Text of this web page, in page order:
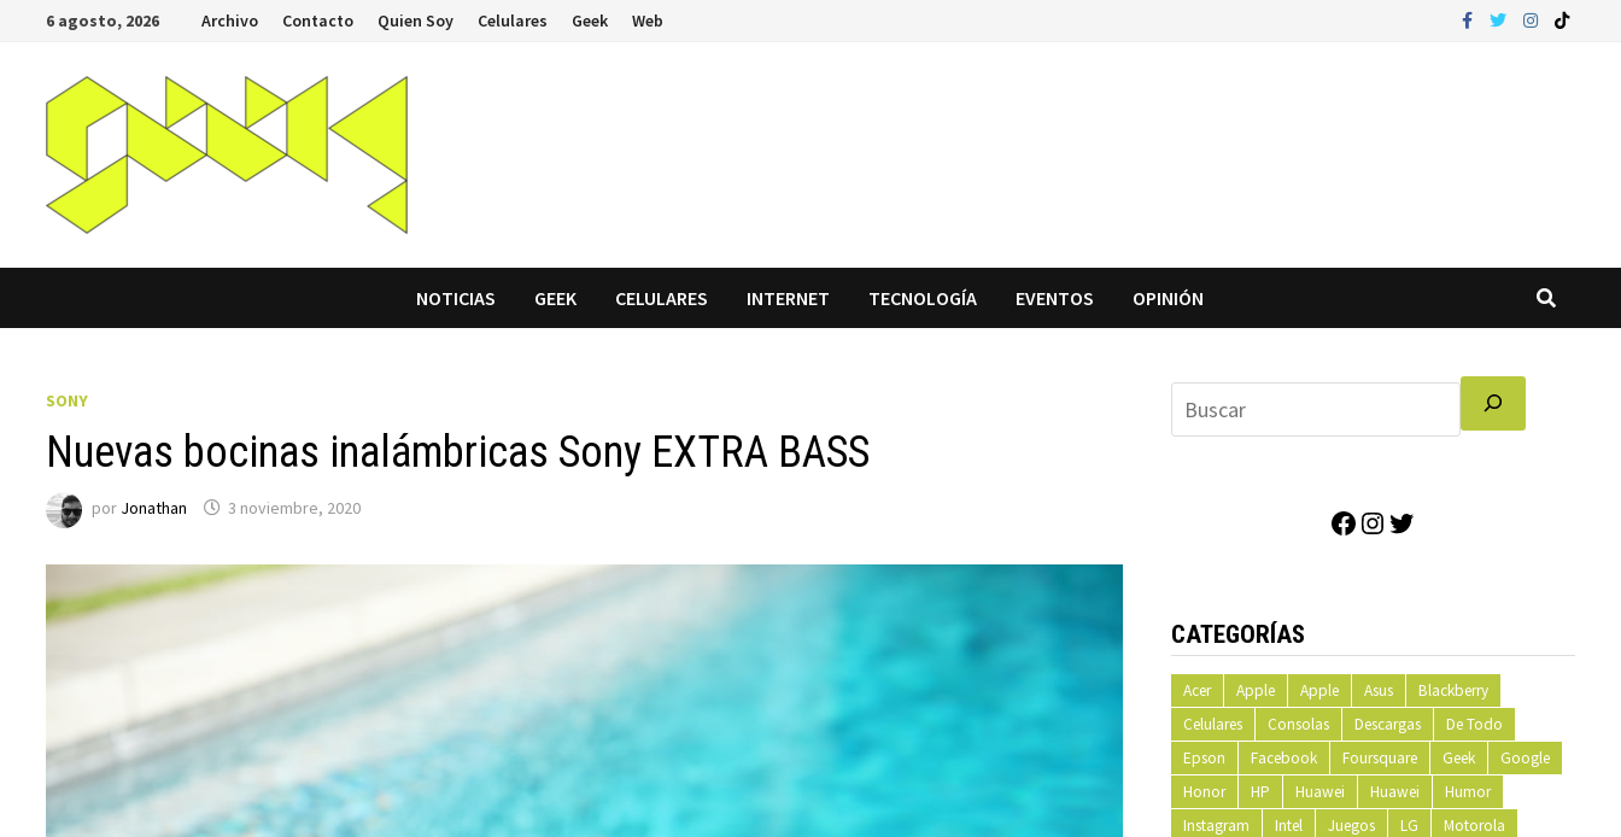
Saltar
contenido
6 agosto, 2026 Archivo Contacto Quien Soy Celulares Geek Web
NOTICIAS GEEK CELULARES INTERNET TECNOLOGÍA EVENTOS OPINIÓN
SONY
Nuevas bocinas inalámbricas Sony EXTRA BASS
por Jonathan 3 noviembre, 2020
Facebook
Instagram
CATEGORÍAS
Acer Apple Apple Asus
Blackberry
Celulares
Consolas Descargas
De Todo
Epson
Facebook Foursquare Geek
Google
Honor
HP Huawei Huawei
Humor
Instagram
Intel Juegos LG
Motorola